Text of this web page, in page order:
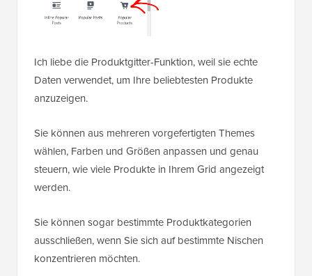
Ich liebe die Produktgitter-Funktion, weil sie echte
Daten verwendet, um Ihre beliebtesten Produkte
anzuzeigen.
Sie können aus mehreren vorgefertigten Themes
wählen, Farben und Größen anpassen und genau
steuern, wie viele Produkte in Ihrem Grid angezeigt
werden.
Sie können sogar bestimmte Produktkategorien
ausschließen, wenn Sie sich auf bestimmte Nischen
konzentrieren möchten.